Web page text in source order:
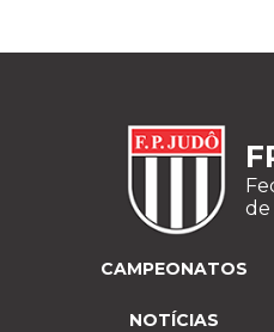
de
CAMPEONATOS
NOTÍCIAS